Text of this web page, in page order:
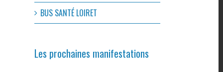
BUS SANTÉ LOIRET
Les prochaines manifestations